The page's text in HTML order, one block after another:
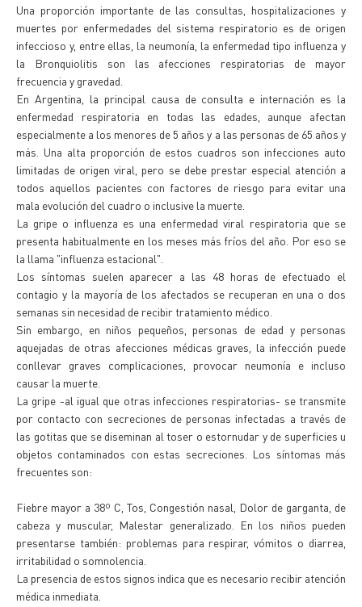
Una proporción importante de las consultas, hospitalizaciones y
muertes por enfermedades del sistema respiratorio es de origen
infeccioso y, entre ellas, la neumonía, la enfermedad tipo influenza y
la Bronquiolitis son las afecciones respiratorias de mayor
frecuencia y gravedad.
En Argentina, la principal causa de consulta e internación es la
enfermedad respiratoria en todas las edades, aunque afectan
especialmente a los menores de 5 años y a las personas de 65 años y
más. Una alta proporción de estos cuadros son infecciones auto
limitadas de origen viral, pero se debe prestar especial atención a
todos aquellos pacientes con factores de riesgo para evitar una
mala evolución del cuadro o inclusive la muerte.
La gripe o influenza es una enfermedad viral respiratoria que se
presenta habitualmente en los meses más fríos del año. Por eso se
la llama "influenza estacional".
Los síntomas suelen aparecer a las 48 horas de efectuado el
contagio y la mayoría de los afectados se recuperan en una o dos
semanas sin necesidad de recibir tratamiento médico.
Sin embargo, en niños pequeños, personas de edad y personas
aquejadas de otras afecciones médicas graves, la infección puede
conllevar graves complicaciones, provocar neumonía e incluso
causar la muerte.
La gripe -al igual que otras infecciones respiratorias- se transmite
por contacto con secreciones de personas infectadas a través de
las gotitas que se diseminan al toser o estornudar y de superficies u
objetos contaminados con estas secreciones. Los síntomas más
frecuentes son:
Fiebre mayor a 38º C, Tos, Congestión nasal, Dolor de garganta, de
cabeza y muscular, Malestar generalizado. En los niños pueden
presentarse también: problemas para respirar, vómitos o diarrea,
irritabilidad o somnolencia.
La presencia de estos signos indica que es necesario recibir atención
médica inmediata.